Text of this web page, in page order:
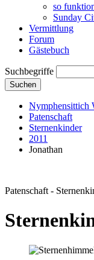
so
Sunday
Vermittlung
Forum
Gästebuch
Suchbegriffe
Suchen
Nymphensittich
Patenschaft
Sternenkinder
2011
Jonathan
Patenschaft -